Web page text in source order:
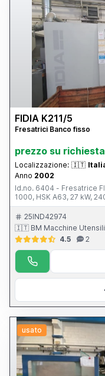
FIDIA K211/5
Fresatrici Banco fisso
prezzo su richiesta
Localizzazione: 🇮🇹
Anno 2002
Id.no. 6404 - Fresatrice
1000, HSK A63, 27 kW,
25IND42974
🇮🇹 BM Macchine Utensili
4.5
2
usato